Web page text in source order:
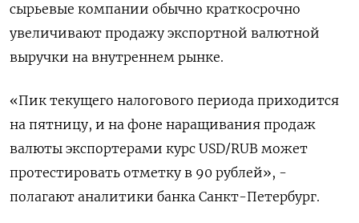
сырьевые компании обычно краткосрочно
увеличивают продажу экспортной валютной
выручки на внутреннем рынке.
«Пик текущего налогового периода приходится
на пятницу, и на фоне наращивания продаж
валюты экспортерами курс USD/RUB может
протестировать отметку в 90 рублей», -
полагают аналитики банка Санкт-Петербург.